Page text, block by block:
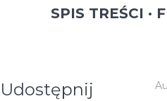
SPIS TREŚCI
Udostępnij